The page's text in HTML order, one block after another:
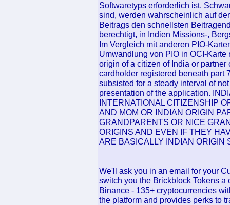
Softwaretyps erforderlich ist.
sind, werden wahrscheinlich auf
Beitrags den schnellsten
berechtigt, in Indien Missions-,
Im Vergleich mit anderen PIO-
Umwandlung von PIO in OCI-
origin of a citizen of India or
cardholder registered beneath part
subsisted for a steady interval of
presentation of the application.
INTERNATIONAL CITIZENSHIP
AND MOM OR INDIAN ORIGIN
GRANDPARENTS OR NICE
ORIGINS AND EVEN IF THEY
ARE BASICALLY INDIAN ORIGIN
We'll ask you in an email for your
switch you the Brickblock Tokens
Binance - 135+ cryptocurrencies
the platform and provides perks to